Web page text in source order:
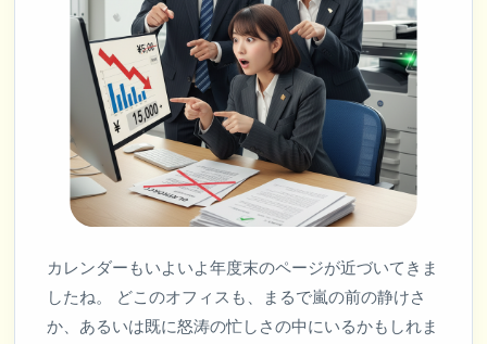
カレンダーもいよいよ年度末のページが近づいてきま
したね。 どこのオフィスも、まるで嵐の前の静けさ
か、あるいは既に怒涛の忙しさの中にいるかもしれま